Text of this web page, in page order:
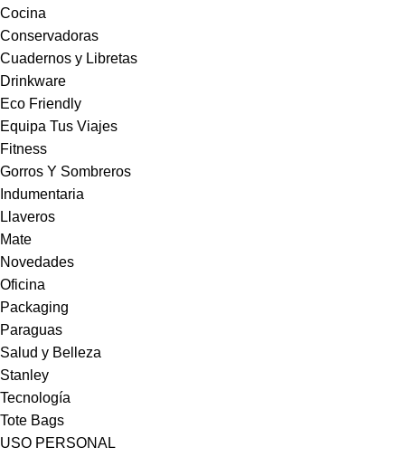
Cocina
Conservadoras
Cuadernos y Libretas
Drinkware
Eco Friendly
Equipa Tus Viajes
Fitness
Gorros Y Sombreros
Indumentaria
Llaveros
Mate
Novedades
Oficina
Packaging
Paraguas
Salud y Belleza
Stanley
Tecnología
Tote Bags
USO PERSONAL